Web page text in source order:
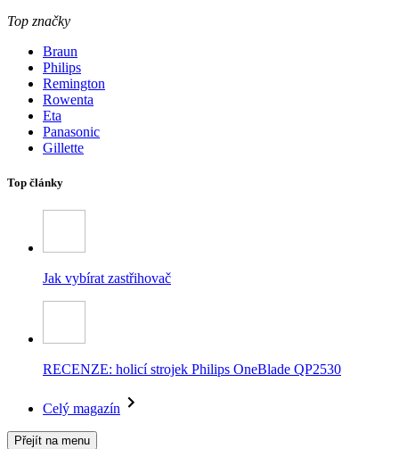
Top značky
Braun
Philips
Remington
Rowenta
Eta
Panasonic
Gillette
Top články
Jak vybírat zastřihovač
RECENZE: holicí strojek Philips OneBlade QP2530
Celý magazín
Přejít na menu